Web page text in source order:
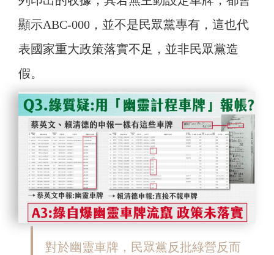
顯示ABC-000，並不是民眾黨專有，這也代
表國家重大政策落實不足，並非民眾黨造
假。
對於幽靈車牌，民眾黨反批綠營反而